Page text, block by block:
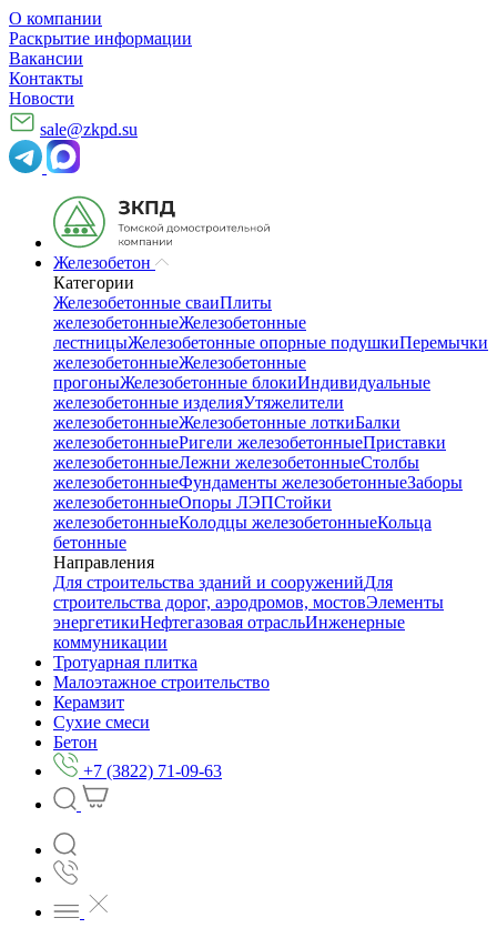
О компании
Раскрытие информации
Вакансии
Контакты
Новости
sale@zkpd.su
Железобетон
Категории
Железобетонные сваиПлиты
железобетонныеЖелезобетонные
лестницыЖелезобетонные опорные подушкиПеремычки
железобетонныеЖелезобетонные
прогоныЖелезобетонные блокиИндивидуальные
железобетонные изделияУтяжелители
железобетонныеЖелезобетонные лоткиБалки
железобетонныеРигели железобетонныеПриставки
железобетонныеЛежни железобетонныеСтолбы
железобетонныеФундаменты железобетонныеЗаборы
железобетонныеОпоры ЛЭПСтойки
железобетонныеКолодцы железобетонныеКольца
бетонные
Направления
Для строительства зданий и сооруженийДля
строительства дорог, аэродромов, мостовЭлементы
энергетикиНефтегазовая отрасльИнженерные
коммуникации
Тротуарная плитка
Малоэтажное строительство
Керамзит
Сухие смеси
Бетон
+7 (3822) 71-09-63